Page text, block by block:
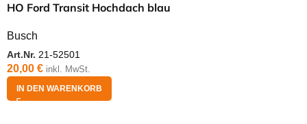
HO Ford Transit Hochdach blau
Busch
Art.Nr. 21-52501
20,00 € inkl. MwSt.
IN DEN WARENKORB